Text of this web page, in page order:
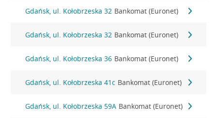
Gdańsk, ul. Kołobrzeska 32 Bankomat (Euronet)
Gdańsk, ul. Kołobrzeska 32 Bankomat (Euronet)
Gdańsk, ul. Kołobrzeska 36 Bankomat (Euronet)
Gdańsk, ul. Kołobrzeska 41c Bankomat (Euronet)
Gdańsk, ul. Kołobrzeska 59A Bankomat (Euronet)